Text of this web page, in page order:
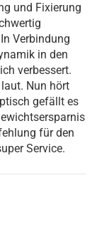
und Fixierung
Verbindung
in den
verbessert.
Nun hört
gefällt es
für den
Service.